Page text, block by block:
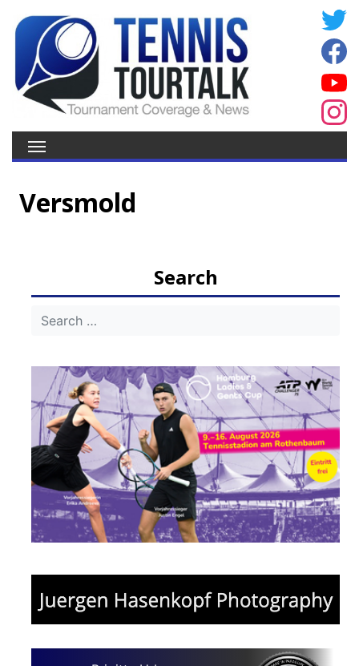
Versmold
Search